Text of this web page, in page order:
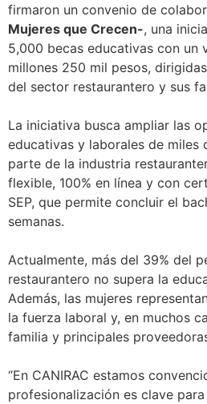
firmaron un convenio de
Mujeres que Crecen-, una
5,000 becas educativas con un
millones 250 mil pesos,
del sector restaurantero y sus
La iniciativa busca ampliar las
educativas y laborales de miles
parte de la industria
flexible, 100% en línea y con
SEP, que permite concluir el
semanas.
Actualmente, más del 39% del
restaurantero no supera la
Además, las mujeres
la fuerza laboral y, en muchos
familia y principales
“En CANIRAC estamos
profesionalización es clave